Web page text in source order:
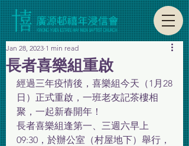
長者喜樂組重啟
Jan 28, 2023 1 min read
經過三年疫情後，喜樂組今天（1月28
日）正式重啟，一班老友記茶樓相
聚，一起新春開年！
長者喜樂組逢第一、三週六早上
09:30，於辦公室（村屋地下）舉行，